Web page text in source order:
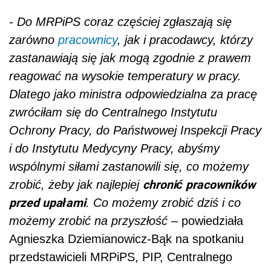
- Do MRPiPS coraz częściej zgłaszają się
zarówno pracownicy, jak i pracodawcy, którzy
zastanawiają się jak mogą zgodnie z prawem
reagować na wysokie temperatury w pracy.
Dlatego jako ministra odpowiedzialna za pracę
zwróciłam się do Centralnego Instytutu
Ochrony Pracy, do Państwowej Inspekcji Pracy
i do Instytutu Medycyny Pracy, abyśmy
wspólnymi siłami zastanowili się, co możemy
zrobić, żeby jak najlepiej chronić pracowników
przed upałami. Co możemy zrobić dziś i co
możemy zrobić na przyszłość – powiedziała
Agnieszka Dziemianowicz-Bąk na spotkaniu
przedstawicieli MRPiPS, PIP, Centralnego